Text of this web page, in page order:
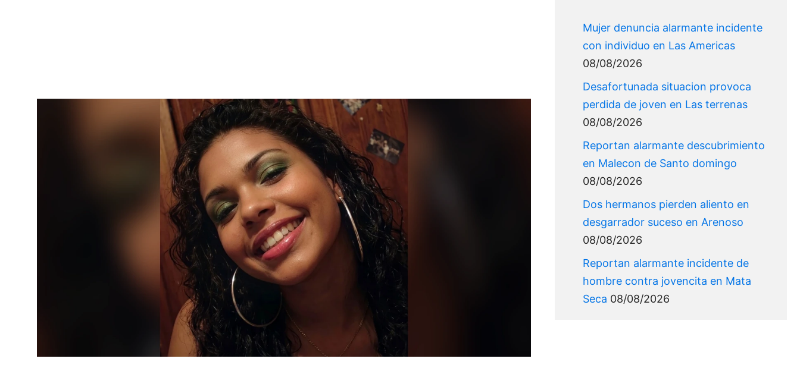
Mujer denuncia alarmante incidente
con individuo en Las Americas
08/08/2026
Desafortunada situacion provoca
perdida de joven en Las terrenas
08/08/2026
Reportan alarmante descubrimiento
en Malecon de Santo domingo
08/08/2026
Dos hermanos pierden aliento en
desgarrador suceso en Arenoso
08/08/2026
Reportan alarmante incidente de
hombre contra jovencita en Mata
Seca 08/08/2026